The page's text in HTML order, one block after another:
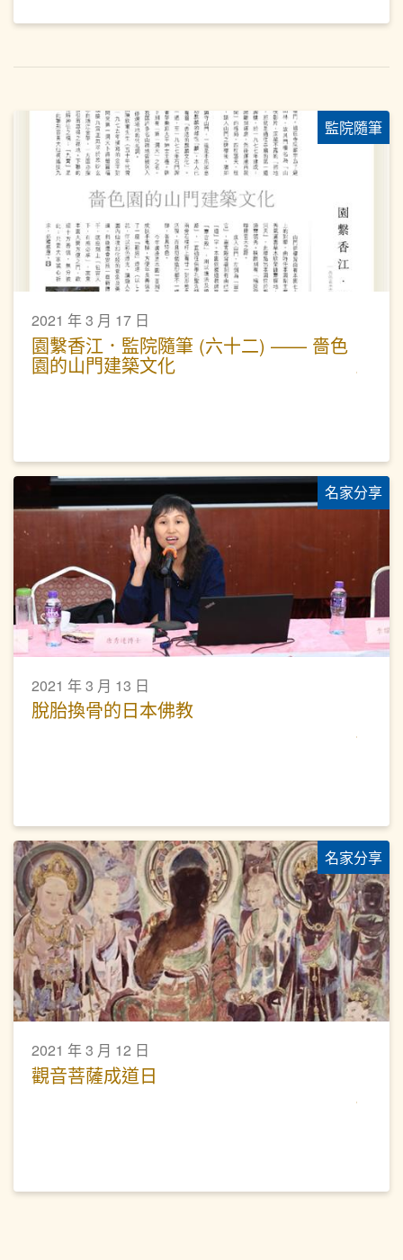
監院隨筆
2021 年 3 月 17 日
園繫香江．監院隨筆 (六十二) —— 嗇色
園的山門建築文化
名家分享
2021 年 3 月 13 日
脫胎換骨的日本佛教
名家分享
2021 年 3 月 12 日
觀音菩薩成道日